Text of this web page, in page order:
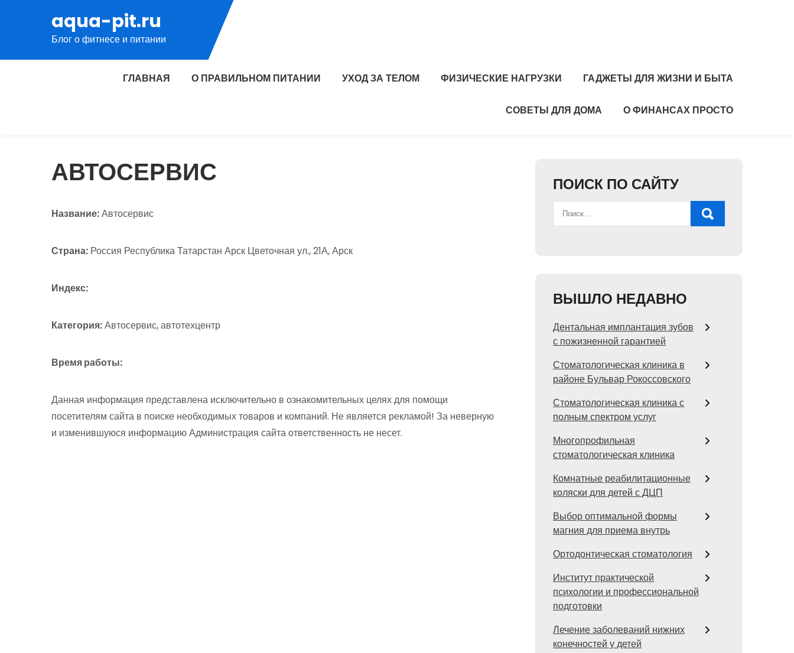
содержимому
aqua-pit.ru
Блог о фитнесе и питании
ГЛАВНАЯ О ПРАВИЛЬНОМ ПИТАНИИ УХОД ЗА ТЕЛОМ ФИЗИЧЕСКИЕ НАГРУЗКИ ГАДЖЕТЫ ДЛЯ ЖИЗНИ И БЫТА
СОВЕТЫ ДЛЯ ДОМА О ФИНАНСАХ ПРОСТО
АВТОСЕРВИС
Название:Автосервис
Страна: Россия Республика Татарстан Арск Цветочная ул., 21А, Арск
Индекс:
Категория:Автосервис, автотехцентр
Время работы:
Данная информация представлена исключительно в ознакомительных целях для помощи
посетителям сайта в поиске необходимых товаров и компаний. Не является рекламой! За неверную
и изменившуюся информацию Администрация сайта ответственность не несет.
ПОИСК ПО САЙТУ
ВЫШЛО НЕДАВНО
Дентальная имплантация зубов
с пожизненной гарантией
Стоматологическая клиника в
районе Бульвар Рокоссовского
Стоматологическая клиника с
полным спектром услуг
Многопрофильная
стоматологическая клиника
Комнатные реабилитационные
коляски для детей с ДЦП
Выбор оптимальной формы
магния для приема внутрь
Ортодонтическая стоматология
Институт практической
психологии и профессиональной
подготовки
Лечение заболеваний нижних
конечностей у детей